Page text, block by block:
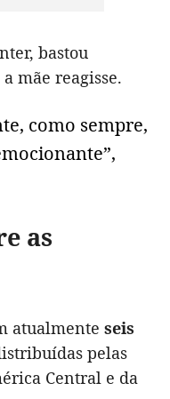
bastou
mãe reagisse.
como sempre,
as
atualmente seis
pelas
Central e da